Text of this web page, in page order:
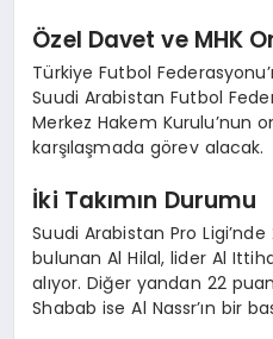
Özel Davet ve MHK
Türkiye Futbol
Suudi Arabistan Futbol
Merkez Hakem Kurulu’nun
karşılaşmada görev alacak.
İki Takımın Durumu
Suudi Arabistan Pro
bulunan Al Hilal, lider Al
alıyor. Diğer yandan 22
Shabab ise Al Nassr’ın bir